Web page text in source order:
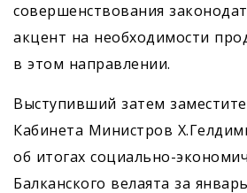
совершенствования
акцент на необходимости
в этом направлении.
Выступивший затем
Кабинета Министров
об итогах социально-
Балканского велаята за